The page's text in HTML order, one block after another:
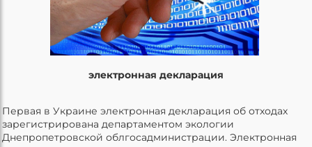
электронная декларация
Первая в Украине электронная декларация об отходах
зарегистрирована департаментом экологии
Днепропетровской облгосадминистрации. Электронная